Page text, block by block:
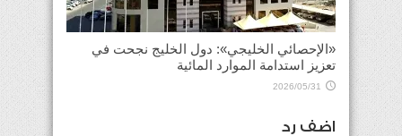
«الإحصائي الخليجي»: دول الخليج نجحت في
تعزيز استدامة الموارد المائية
2026/05/31
اضف رد